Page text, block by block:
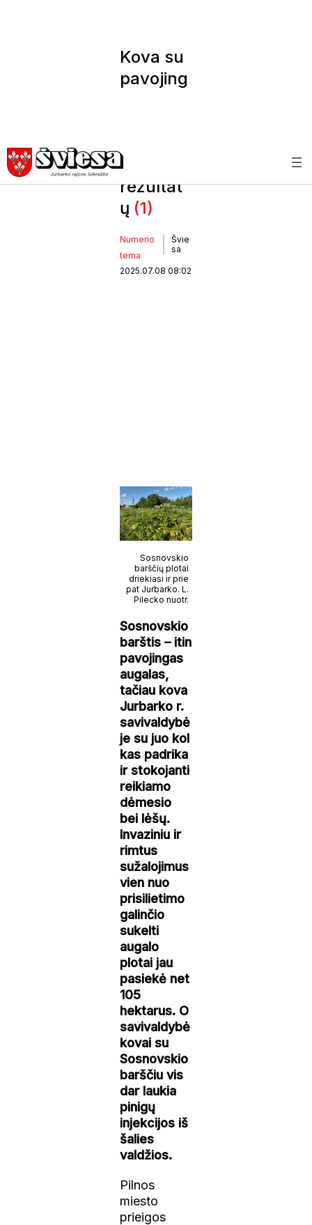
Kova su
pavojing
amų
rezultat
ų (1)
Numerio
tema
Švie
sa
2025.07.08 08:02
Sosnovskio
barščių plotai
driekiasi ir prie
pat Jurbarko. L.
Pilecko nuotr.
Sosnovskio
barštis – itin
pavojingas
augalas,
tačiau kova
Jurbarko r.
savivaldybė
je su juo kol
kas padrika
ir stokojanti
reikiamo
dėmesio
bei lėšų.
Invaziniu ir
rimtus
sužalojimus
vien nuo
prisilietimo
galinčio
sukelti
augalo
plotai jau
pasiekė net
105
hektarus. O
savivaldybė
kovai su
Sosnovskio
barščiu vis
dar laukia
pinigų
injekcijos iš
šalies
valdžios.
Pilnos
miesto
prieigos